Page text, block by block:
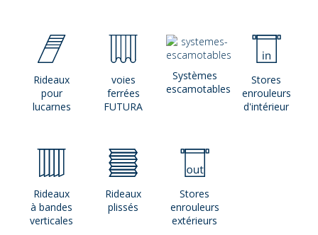
Rideaux
pour
lucarnes
voies
ferrées
FUTURA
Systèmes
escamotables
Stores
enrouleurs
d'intérieur
Rideaux
à bandes
verticales
Rideaux
plissés
Stores
enrouleurs
extérieurs